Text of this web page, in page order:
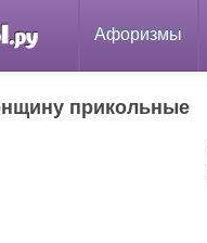
Афоризмы
прикольные